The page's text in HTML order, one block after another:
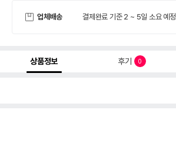
업체배송 결제완료 기준 2 ~ 5일 소요 예정
상품정보 후기 0